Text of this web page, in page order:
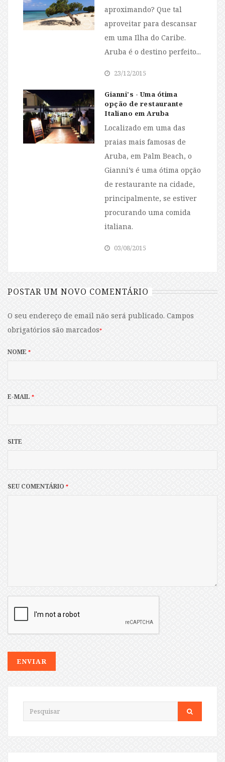
aproximando? Que tal
aproveitar para descansar
em uma Ilha do Caribe.
Aruba é o destino perfeito...
23/12/2015
Gianni's - Uma ótima
opção de restaurante
Italiano em Aruba
Localizado em uma das
praias mais famosas de
Aruba, em Palm Beach, o
Gianni’s é uma ótima opção
de restaurante na cidade,
principalmente, se estiver
procurando uma comida
italiana.
03/08/2015
POSTAR UM NOVO COMENTÁRIO
O seu endereço de email não será publicado.Campos
obrigatórios são marcados*
NOME*
E-MAIL*
SITE
SEU COMENTÁRIO*